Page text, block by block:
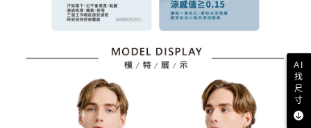
AI
找
尺
寸